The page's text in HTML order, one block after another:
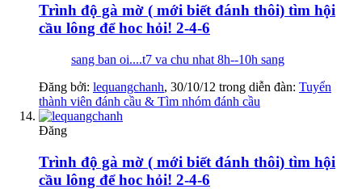
Trình độ gà mờ ( mới biết đánh thôi) tìm hội
cầu lông để hoc hỏi! 2-4-6
sang ban oi....t7 va chu nhat 8h--10h sang
Đăng bởi: lequangchanh, 30/10/12 trong diễn đàn: Tuyển
thành viên đánh cầu & Tìm nhóm đánh cầu
Đăng
Trình độ gà mờ ( mới biết đánh thôi) tìm hội
cầu lông để hoc hỏi! 2-4-6